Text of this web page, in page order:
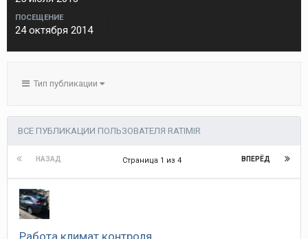
ПОСЕЩЕНИЕ
24 октября 2014
Тип публикации
ВСЕ ПУБЛИКАЦИИ ПОЛЬЗОВАТЕЛЯ RATIMIR
НАЗАД ВПЕРЁД
Страница 1 из 4
Работа климат контроля